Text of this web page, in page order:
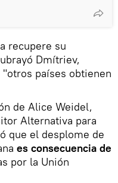
recupere su
Dmítriev,
países obtienen
de Alice Weidel,
Alternativa para
que el desplome de
es consecuencia de
por la Unión